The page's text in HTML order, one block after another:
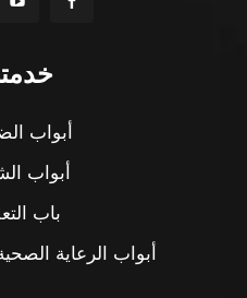
أبواب
أبواب
باب
أبواب الرعاية